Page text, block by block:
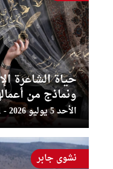
حياة الشاعرة
ونماذج من
الأحد 5 يوليو 2026 - 12:38:21
نشوى جابر